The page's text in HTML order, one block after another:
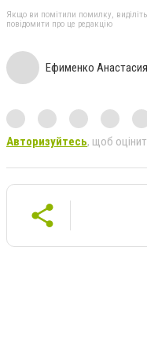
Якщо ви помітили помилку,
повідомити про це редакцію
Ефименко Анастасия
Авторизуйтесь, щоб